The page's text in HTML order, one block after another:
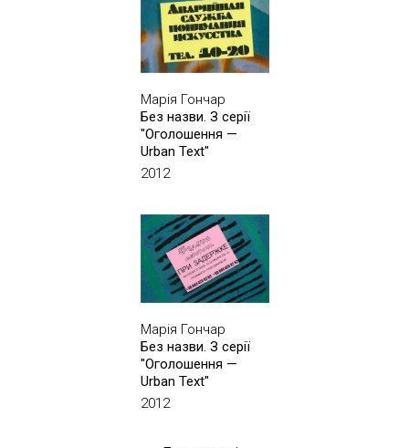
Марія Гончар
Без назви. З серії
"Оголошення —
Urban Text"
2012
Марія Гончар
Без назви. З серії
"Оголошення —
Urban Text"
2012